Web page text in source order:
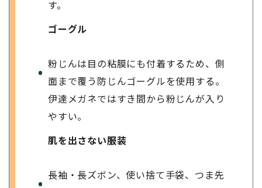
す。
ゴーグル
粉じんは目の粘膜にも付着するため、側
面まで覆う防じんゴーグルを使用する。
伊達メガネではすき間から粉じんが入り
やすい。
肌を出さない服装
長袖・長ズボン、使い捨て手袋、つま先